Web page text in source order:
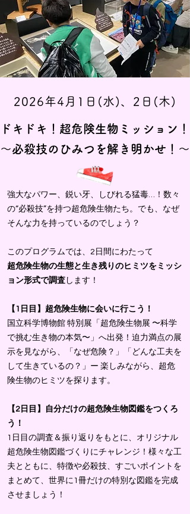
2026年4月1 日(水)、2日(木)
ドキドキ！超危険生物ミッション！
〜必殺技のひみつを解き明かせ！〜
強大なパワー、鋭い牙、しびれる猛毒…！数々
の“必殺技”を持つ超危険生物たち。でも、なぜ
そんな力を持っているのでしょう？
このプログラムでは、2日間にわたって
超危険生物の生態と生き残りのヒミツをミッシ
ョン形式で調査 します！
【1日目】超危険生物に会いに行こう！
国立科学博物館 特別展「超危険生物展 〜科学
で挑む生き物の本気〜」へ出発！迫力満点の展
示を見ながら、「なぜ危険？」「どんな工夫を
して生きているの？」ー 楽しみながら、超危
険生物のヒミツを探ります。
【2日目】自分だけの超危険生物図鑑をつくろ
う！
1日目の調査＆振り返りをもとに、オリジナル
超危険生物図鑑づくりにチャレンジ！様々な工
夫とともに、特徴や必殺技、すごいポイントを
まとめて、世界に1冊だけの特別な図鑑を完成
させましょう！